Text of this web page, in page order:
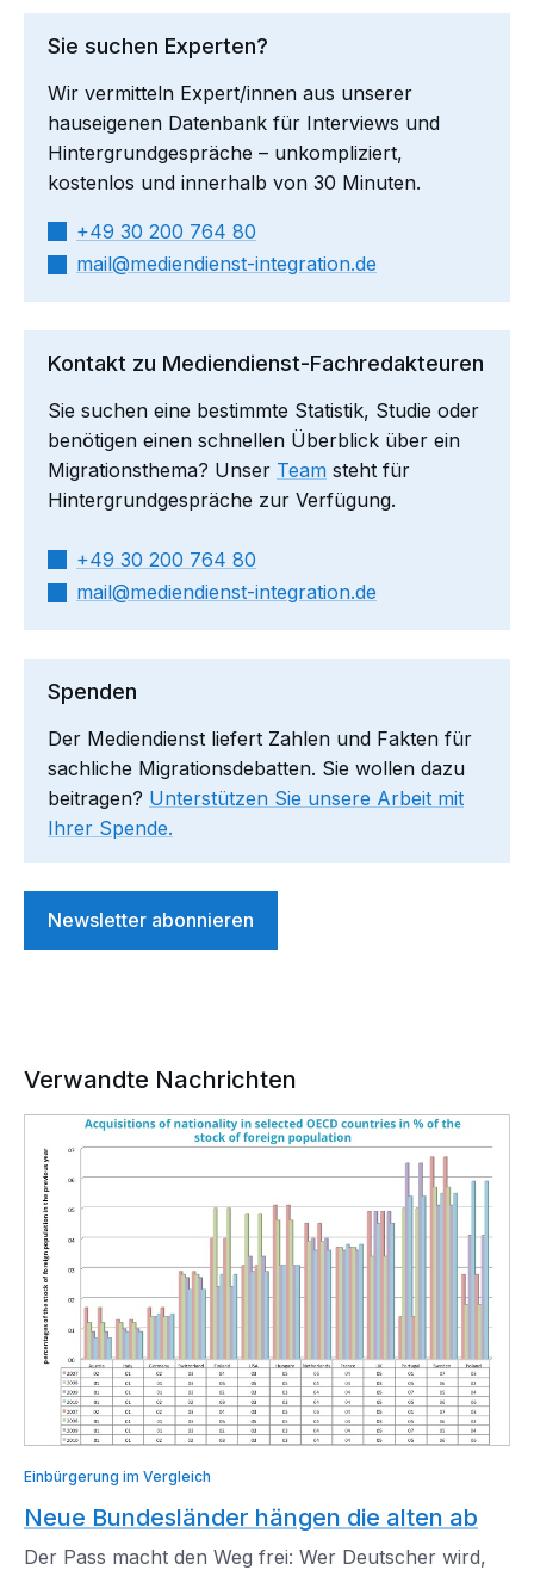
Sie suchen Experten?
Wir vermitteln Expert/innen aus unserer
hauseigenen Datenbank für Interviews und
Hintergrundgespräche – unkompliziert,
kostenlos und innerhalb von 30 Minuten.
+49 30 200 764 80
mail​
mediendienst-integration.de
Kontakt zu Mediendienst-Fachredakteuren
Sie suchen eine bestimmte Statistik, Studie oder
benötigen einen schnellen Überblick über ein
Migrationsthema? Unser Team steht für
Hintergrundgespräche zur Verfügung.
+49 30 200 764 80
mail​
mediendienst-integration.de
Spenden
Der Mediendienst liefert Zahlen und Fakten für
sachliche Migrationsdebatten. Sie wollen dazu
beitragen? Unterstützen Sie unsere Arbeit mit
Ihrer Spende.
Newsletter abonnieren
Verwandte Nachrichten
Einbürgerung im Vergleich
Neue Bundesländer hängen die alten ab
Der Pass macht den Weg frei: Wer Deutscher wird,